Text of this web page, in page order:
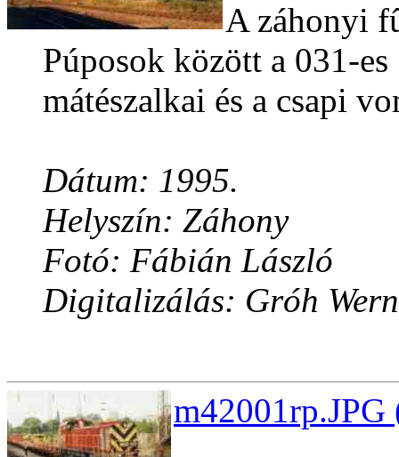
A záhonyi
Púposok között a 031-
mátészalkai és a csapi
Dátum: 1995.
Helyszín: Záhony
Fotó: Fábián László
Digitalizálás: Gróh
m42001rp.JPG